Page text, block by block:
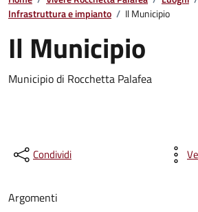
Infrastruttura e impianto / Il Municipio
Il Municipio
Municipio di Rocchetta Palafea
Condividi
Argomenti